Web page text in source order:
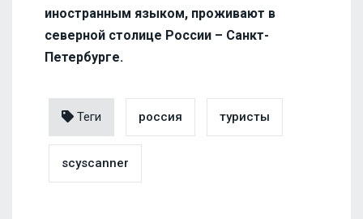
иностранным языком, проживают в
северной столице России – Санкт-
Петербурге.
Теги россия туристы
scyscanner